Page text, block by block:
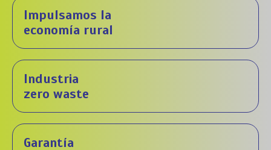
Impulsamos la
economía rural
Industria
zero waste
Garantía